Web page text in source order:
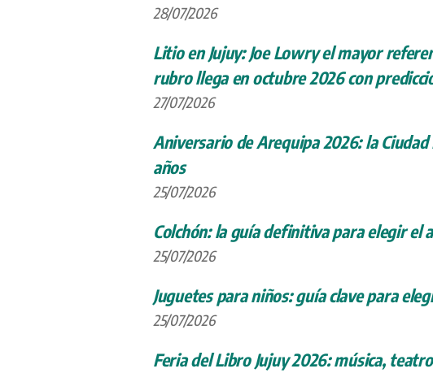
28/07/2026
Litio en Jujuy: Joe Lowry el mayor
rubro llega en octubre 2026 con
27/07/2026
Aniversario de Arequipa 2026: la
años
25/07/2026
Colchón: la guía definitiva para elegir el
25/07/2026
Juguetes para niños: guía clave para
25/07/2026
Feria del Libro Jujuy 2026: música,